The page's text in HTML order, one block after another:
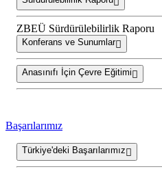
ZBEÜ Sürdürülebilirlik Raporu
Konferans ve Sunumlar
Anasınıfı İçin Çevre Eğitimi
Başarılarımız
Türkiye'deki Başarılarımız